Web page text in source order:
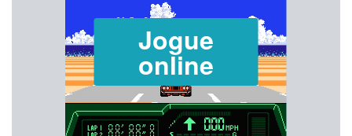
Jogue
online